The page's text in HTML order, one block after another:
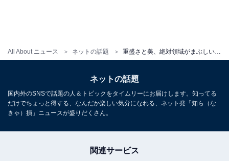
All About ニュース ネットの話題
ネットの話題
国内外のSNSで話題の人＆トピックをタイムリーにお届けします。知ってる
だけでちょっと得する、なんだか楽しい気分になれる、ネット発「知ら（な
きゃ）損」ニュースが盛りだくさん。
関連サービス